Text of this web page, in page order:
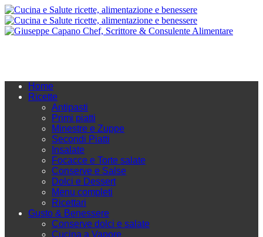
Home
Ricette
Antipasti
Primi piatti
Minestre e Zuppe
Secondi Piatti
Insalate
Focacce e Torte salate
Conserve e Salse
Dolci e Dessert
Menu completi
Ricettari
Gusto & Benessere
Conserve dolci e salate
Cucina a Vapore